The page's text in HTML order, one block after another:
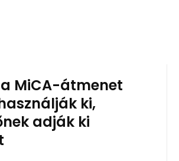
MiCA-átmenet
ki,
adják ki